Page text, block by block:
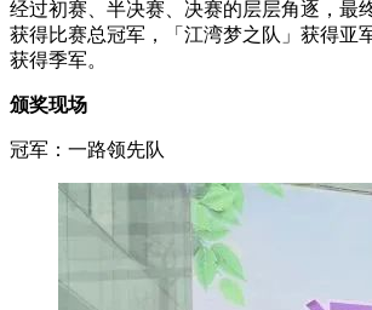
经过初赛、半决赛、决赛的层层角逐，最
获得比赛总冠军，「江湾梦之队」获得亚
获得季军。
颁奖现场
冠军：一路领先队